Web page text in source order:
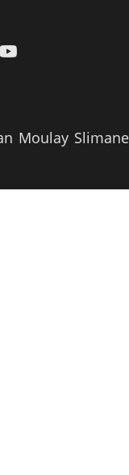
Moulay Slimane